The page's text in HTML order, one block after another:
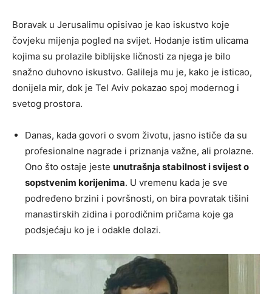
Boravak u Jerusalimu opisivao je kao iskustvo koje
čovjeku mijenja pogled na svijet. Hodanje istim ulicama
kojima su prolazile biblijske ličnosti za njega je bilo
snažno duhovno iskustvo. Galileja mu je, kako je isticao,
donijela mir, dok je Tel Aviv pokazao spoj modernog i
svetog prostora.
Danas, kada govori o svom životu, jasno ističe da su
profesionalne nagrade i priznanja važne, ali prolazne.
Ono što ostaje jeste unutrašnja stabilnost i svijest o
sopstvenim korijenima. U vremenu kada je sve
podređeno brzini i površnosti, on bira povratak tišini
manastirskih zidina i porodičnim pričama koje ga
podsjećaju ko je i odakle dolazi.